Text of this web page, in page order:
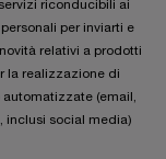
riconducibili ai
per inviarti e
relativi a prodotti
la realizzazione di
(email,
inclusi social media)